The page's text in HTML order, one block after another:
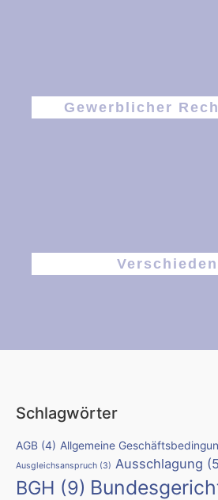
Gewerblicher
Schlagwörter
AGB (4) Allgemeine
Ausgleichsanspruch (3) Ausschlagung
BGH (9)